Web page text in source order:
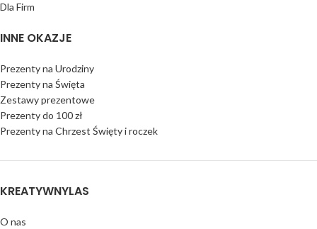
Dla Firm
INNE OKAZJE
Prezenty na Urodziny
Prezenty na Święta
Zestawy prezentowe
Prezenty do 100 zł
Prezenty na Chrzest Święty i roczek
KREATYWNYLAS
O nas